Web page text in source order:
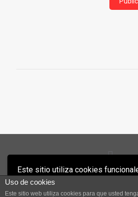
Este sitio utiliza cookies
externos para mejorar tu
Antón Muíños 2021 - Diseño:
Uso de cookies
Este sitio web utiliza cookies para que usted